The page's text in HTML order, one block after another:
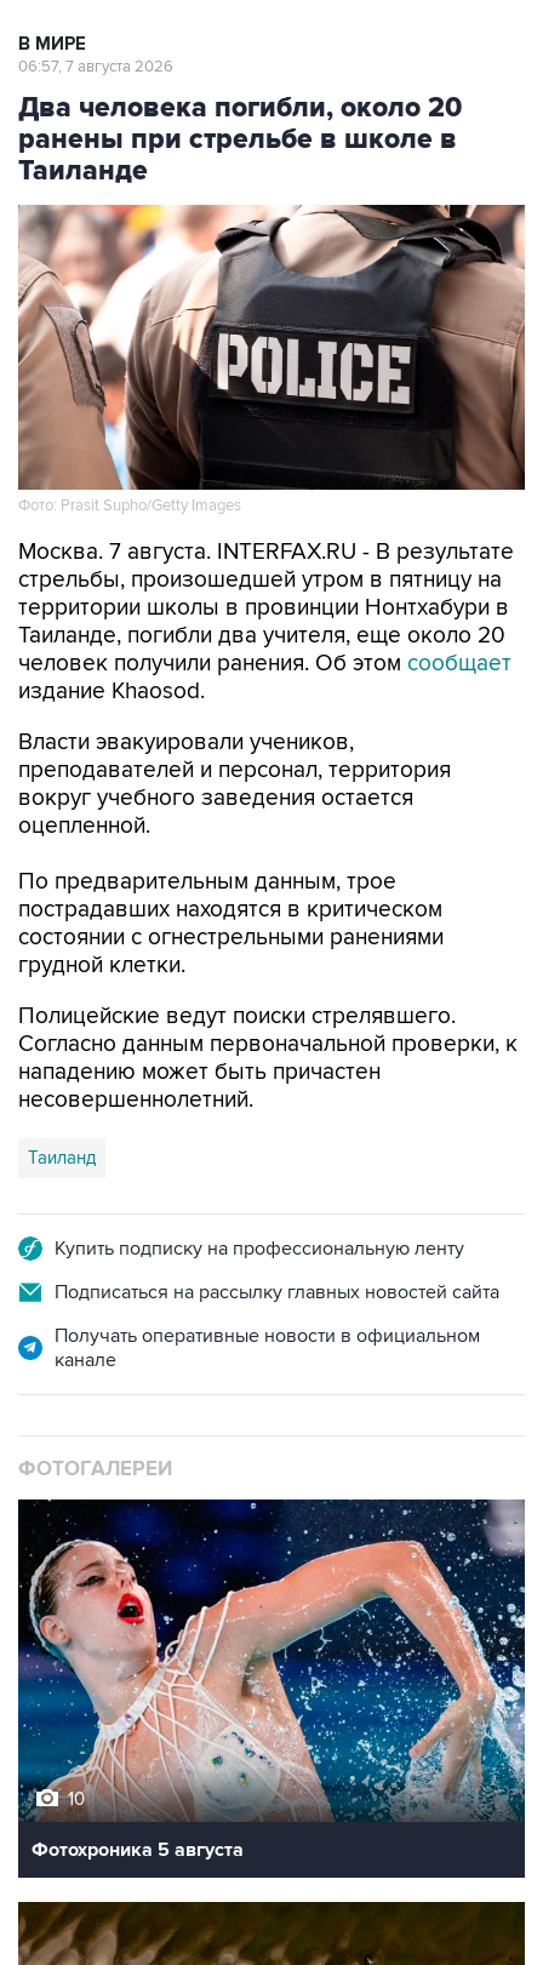
В МИРЕ
06:57, 7 августа 2026
Два человека погибли, около 20
ранены при стрельбе в школе в
Таиланде
Фото: Prasit Supho/Getty Images
Москва. 7 августа. INTERFAX.RU - В результате
стрельбы, произошедшей утром в пятницу на
территории школы в провинции Нонтхабури в
Таиланде, погибли два учителя, еще около 20
человек получили ранения. Об этом сообщает
издание Khaosod.
Власти эвакуировали учеников,
преподавателей и персонал, территория
вокруг учебного заведения остается
оцепленной.
По предварительным данным, трое
пострадавших находятся в критическом
состоянии с огнестрельными ранениями
грудной клетки.
Полицейские ведут поиски стрелявшего.
Согласно данным первоначальной проверки, к
нападению может быть причастен
несовершеннолетний.
Таиланд
Купить подписку на профессиональную ленту
Подписаться на рассылку главных новостей сайта
Получать оперативные новости в официальном
канале
ФОТОГАЛЕРЕИ
10
Фотохроника 5 августа